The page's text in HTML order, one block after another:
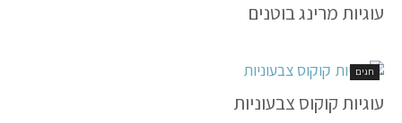
עוגיות מרינג בוטנים
חגים
עוגיות קוקוס צבעוניות